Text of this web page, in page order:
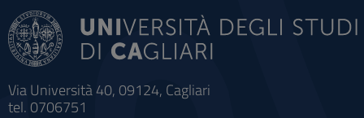
Via Università 40, 09124, Cagliari
tel. 0706751